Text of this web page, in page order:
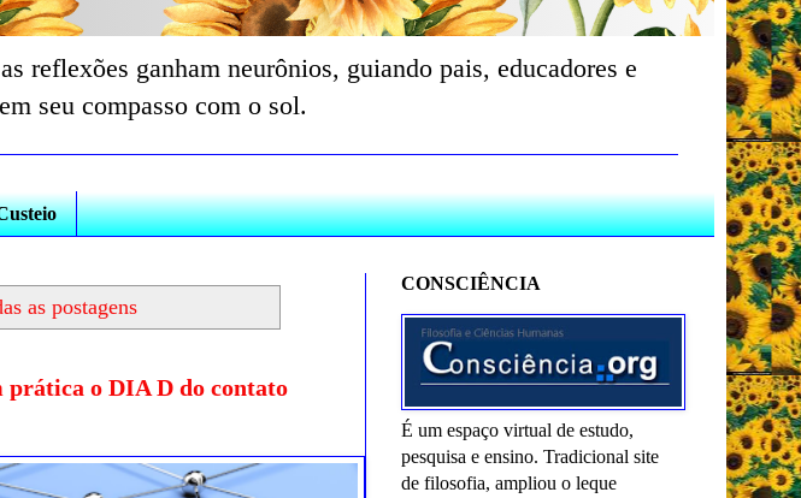
reflexões ganham neurônios, guiando pais, educadores e
seu compasso com o sol.
as postagens
prática o DIA D do contato
CONSCIÊNCIA
É um espaço virtual de estudo,
pesquisa e ensino. Tradicional site
de filosofia, ampliou o leque